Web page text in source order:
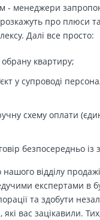
- менеджери
про плюси
Далі все просто:
квартиру;
у супроводі
схему оплати
безпосередньо із
відділу
експертами в
та здобути
які вас зацікавили.